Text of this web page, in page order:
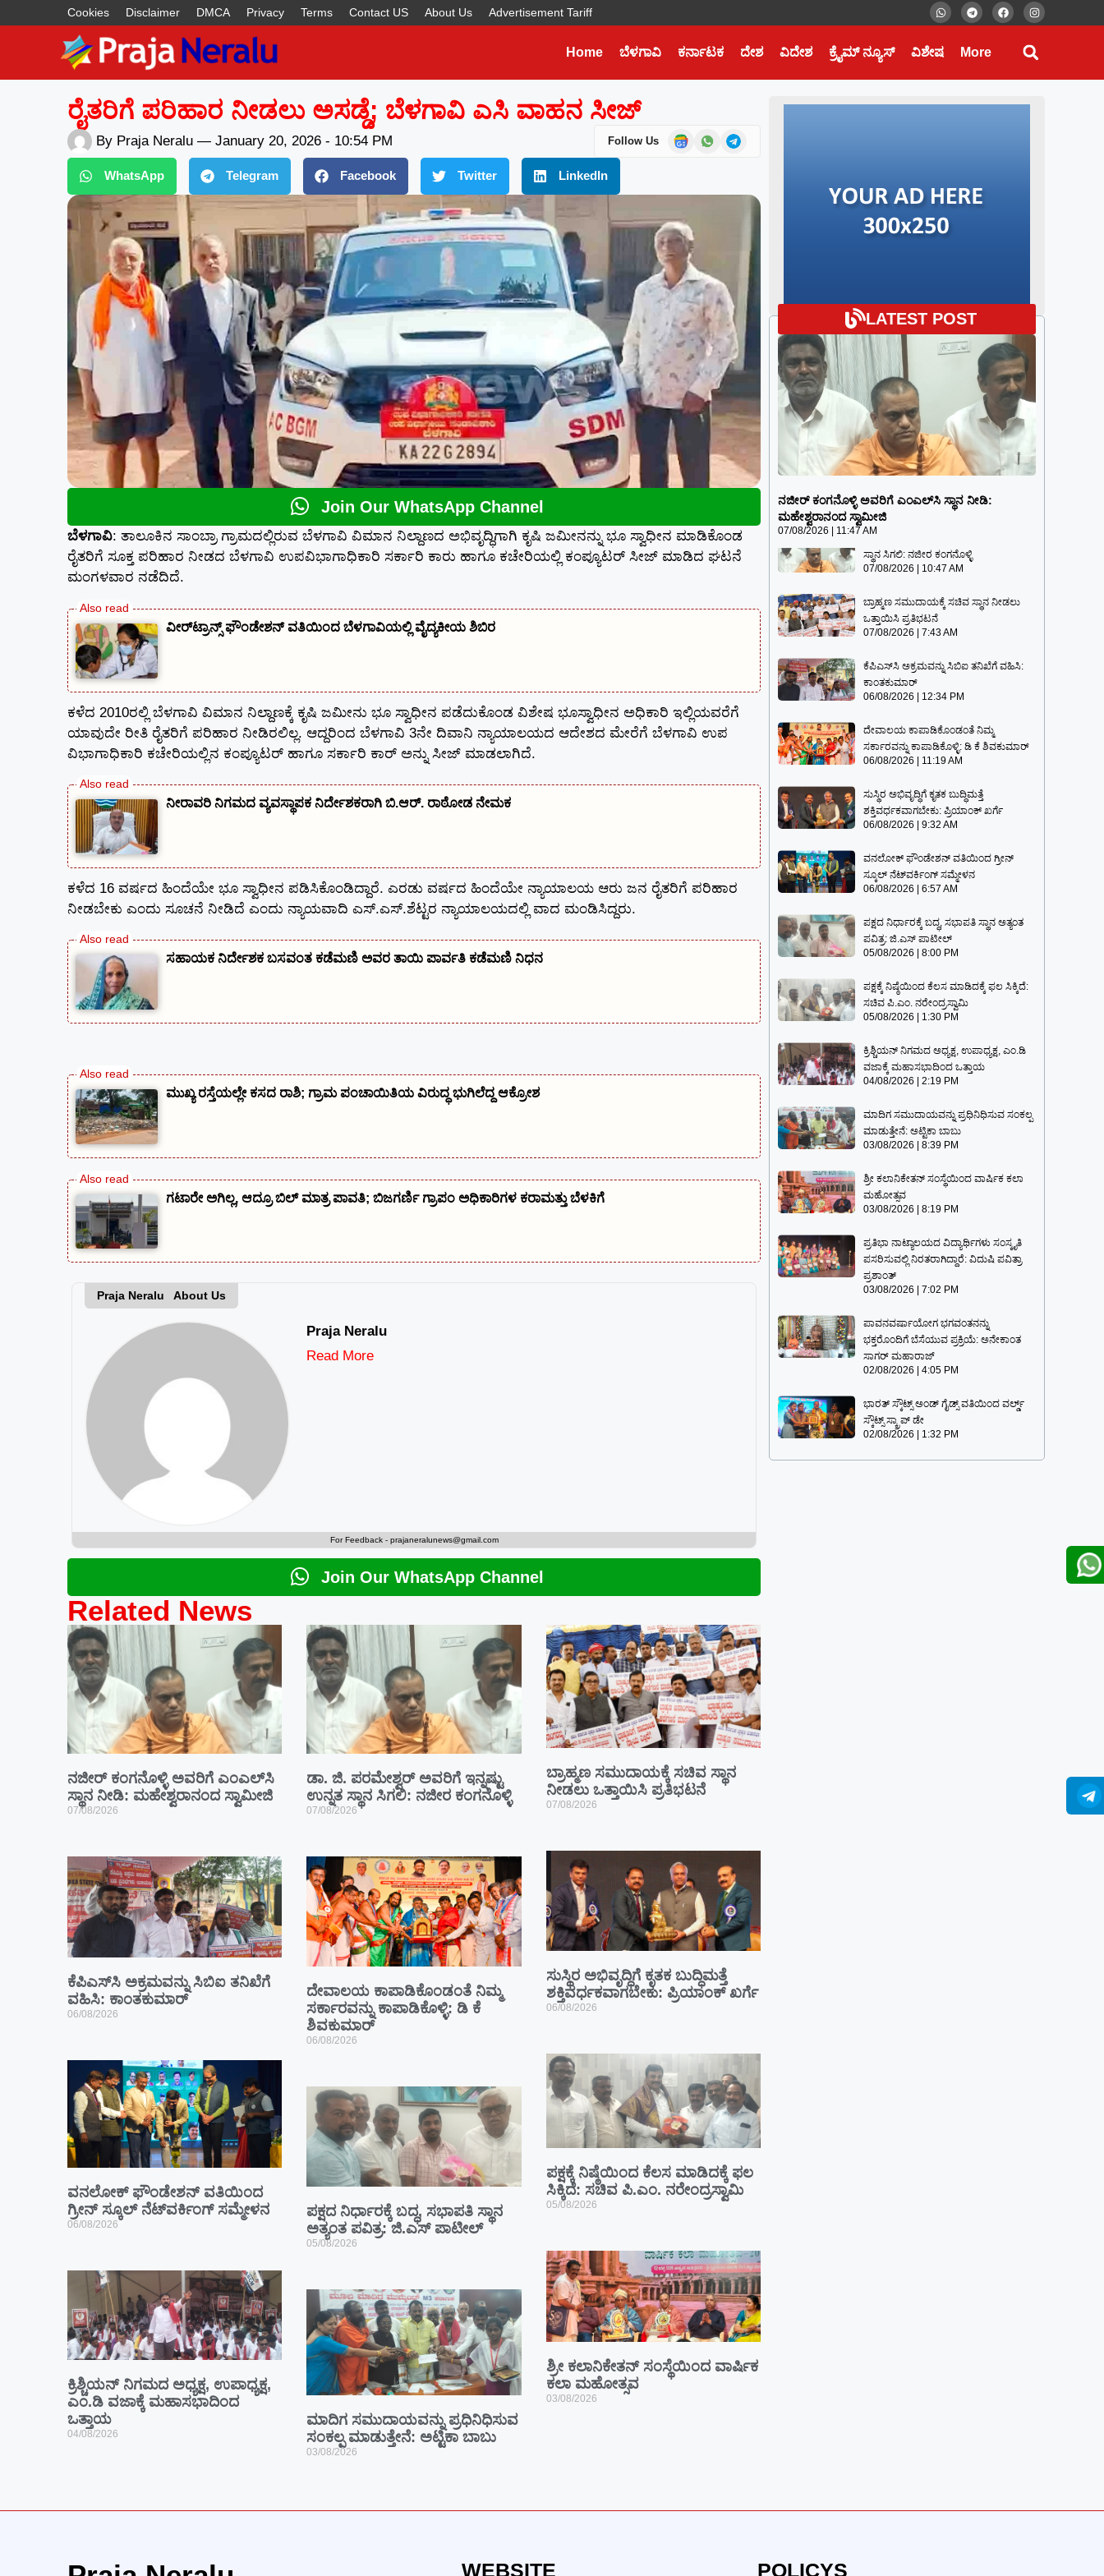
Cookies Disclaimer DMCA Privacy Terms Contact US About Us Advertisement Tariff
Home ಬೆಳಗಾವಿ ಕರ್ನಾಟಕ ದೇಶ ವಿದೇಶ ಕ್ರೈಮ್ ನ್ಯೂಸ್ ವಿಶೇಷ More
ರೈತರಿಗೆ ಪರಿಹಾರ ನೀಡಲು ಅಸಡ್ಡೆ; ಬೆಳಗಾವಿ ಎಸಿ ವಾಹನ ಸೀಜ್
By Praja Neralu — January 20, 2026 - 10:54 PM Follow Us
WhatsApp Telegram Facebook Twitter LinkedIn
Join Our WhatsApp Channel
ಬೆಳಗಾವಿ: ತಾಲೂಕಿನ ಸಾಂಬ್ರಾ ಗ್ರಾಮದಲ್ಲಿರುವ ಬೆಳಗಾವಿ ವಿಮಾನ ನಿಲ್ದಾಣದ ಅಭಿವೃದ್ಧಿಗಾಗಿ ಕೃಷಿ ಜಮೀನನ್ನು ಭೂ ಸ್ವಾಧೀನ ಮಾಡಿಕೊಂಡ
ರೈತರಿಗೆ ಸೂಕ್ತ ಪರಿಹಾರ ನೀಡದ ಬೆಳಗಾವಿ ಉಪವಿಭಾಗಾಧಿಕಾರಿ ಸರ್ಕಾರಿ ಕಾರು ಹಾಗೂ ಕಚೇರಿಯಲ್ಲಿ ಕಂಪ್ಯೂಟರ್ ಸೀಜ್ ಮಾಡಿದ ಘಟನೆ
ಮಂಗಳವಾರ ನಡೆದಿದೆ.
ವೀರ್‌ಟ್ರಾನ್ಸ್ ಫೌಂಡೇಶನ್ ವತಿಯಿಂದ ಬೆಳಗಾವಿಯಲ್ಲಿ ವೈದ್ಯಕೀಯ ಶಿಬಿರ
ಕಳೆದ 2010ರಲ್ಲಿ ಬೆಳಗಾವಿ ವಿಮಾನ ನಿಲ್ದಾಣಕ್ಕೆ ಕೃಷಿ ಜಮೀನು ಭೂ ಸ್ವಾಧೀನ ಪಡೆದುಕೊಂಡ ವಿಶೇಷ ಭೂಸ್ವಾಧೀನ ಅಧಿಕಾರಿ ಇಲ್ಲಿಯವರೆಗೆ
ಯಾವುದೇ ರೀತಿ ರೈತರಿಗೆ ಪರಿಹಾರ ನೀಡಿರಲಿಲ್ಲ. ಆದ್ದರಿಂದ ಬೆಳಗಾವಿ 3ನೇ ದಿವಾನಿ ನ್ಯಾಯಾಲಯದ ಆದೇಶದ ಮೇರೆಗೆ ಬೆಳಗಾವಿ ಉಪ
ವಿಭಾಗಾಧಿಕಾರಿ ಕಚೇರಿಯಲ್ಲಿನ ಕಂಪ್ಯೂಟರ್ ಹಾಗೂ ಸರ್ಕಾರಿ ಕಾರ್ ಅನ್ನು ಸೀಜ್ ಮಾಡಲಾಗಿದೆ.
ನೀರಾವರಿ ನಿಗಮದ ವ್ಯವಸ್ಥಾಪಕ ನಿರ್ದೇಶಕರಾಗಿ ಬಿ.ಆರ್. ರಾಠೋಡ ನೇಮಕ
ಕಳೆದ 16 ವರ್ಷದ ಹಿಂದೆಯೇ ಭೂ ಸ್ವಾಧೀನ ಪಡಿಸಿಕೊಂಡಿದ್ದಾರೆ. ಎರಡು ವರ್ಷದ ಹಿಂದೆಯೇ ನ್ಯಾಯಾಲಯ ಆರು ಜನ ರೈತರಿಗೆ ಪರಿಹಾರ
ನೀಡಬೇಕು ಎಂದು ಸೂಚನೆ ನೀಡಿದೆ ಎಂದು ನ್ಯಾಯವಾದಿ ಎಸ್.ಎಸ್.ಶೆಟ್ಟರ ನ್ಯಾಯಾಲಯದಲ್ಲಿ ವಾದ ಮಂಡಿಸಿದ್ದರು.
ಸಹಾಯಕ ನಿರ್ದೇಶಕ ಬಸವಂತ ಕಡೆಮಣಿ ಅವರ ತಾಯಿ ಪಾರ್ವತಿ ಕಡೆಮಣಿ ನಿಧನ
ಮುಖ್ಯ ರಸ್ತೆಯಲ್ಲೇ ಕಸದ ರಾಶಿ; ಗ್ರಾಮ ಪಂಚಾಯಿತಿಯ ವಿರುದ್ಧ ಭುಗಿಲೆದ್ದ ಆಕ್ರೋಶ
ಗಟಾರೇ ಅಗಿಲ್ಲ, ಆದ್ರೂ ಬಿಲ್ ಮಾತ್ರ ಪಾವತಿ; ಬಿಜಗರ್ಣಿ ಗ್ರಾಪಂ ಅಧಿಕಾರಿಗಳ ಕರಾಮತ್ತು ಬೆಳಕಿಗೆ
Praja Neralu About Us
Praja Neralu
Read More
For Feedback - prajaneralunews@gmail.com
Join Our WhatsApp Channel
Related News
ನಜೀರ್ ಕಂಗನೊಳ್ಳಿ ಅವರಿಗೆ ಎಂಎಲ್‌ಸಿ
ಸ್ಥಾನ ನೀಡಿ: ಮಹೇಶ್ವರಾನಂದ ಸ್ವಾಮೀಜಿ
07/08/2026
ಡಾ. ಜಿ. ಪರಮೇಶ್ವರ್ ಅವರಿಗೆ ಇನ್ನಷ್ಟು
ಉನ್ನತ ಸ್ಥಾನ ಸಿಗಲಿ: ನಜೀರ ಕಂಗನೊಳ್ಳಿ
07/08/2026
ಬ್ರಾಹ್ಮಣ ಸಮುದಾಯಕ್ಕೆ ಸಚಿವ ಸ್ಥಾನ
ನೀಡಲು ಒತ್ತಾಯಿಸಿ ಪ್ರತಿಭಟನೆ
07/08/2026
ಕೆಪಿಎಸ್‍ಸಿ ಅಕ್ರಮವನ್ನು ಸಿಬಿಐ ತನಿಖೆಗೆ
ವಹಿಸಿ: ಕಾಂತಕುಮಾರ್
06/08/2026
ದೇವಾಲಯ ಕಾಪಾಡಿಕೊಂಡಂತೆ ನಿಮ್ಮ
ಸರ್ಕಾರವನ್ನು ಕಾಪಾಡಿಕೊಳ್ಳಿ: ಡಿ ಕೆ
ಶಿವಕುಮಾರ್
06/08/2026
ಸುಸ್ಥಿರ ಅಭಿವೃದ್ಧಿಗೆ ಕೃತಕ ಬುದ್ಧಿಮತ್ತೆ
ಶಕ್ತಿವರ್ಧಕವಾಗಬೇಕು: ಪ್ರಿಯಾಂಕ್ ಖರ್ಗೆ
06/08/2026
ವನಲೋಕ್ ಫೌಂಡೇಶನ್ ವತಿಯಿಂದ
ಗ್ರೀನ್ ಸ್ಕೂಲ್ ನೆಟ್‌ವರ್ಕಿಂಗ್ ಸಮ್ಮೇಳನ
06/08/2026
ಪಕ್ಷದ ನಿರ್ಧಾರಕ್ಕೆ ಬದ್ಧ, ಸಭಾಪತಿ ಸ್ಥಾನ
ಅತ್ಯಂತ ಪವಿತ್ರ: ಜಿ.ಎಸ್ ಪಾಟೀಲ್
05/08/2026
ಪಕ್ಷಕ್ಕೆ ನಿಷ್ಠೆಯಿಂದ ಕೆಲಸ ಮಾಡಿದಕ್ಕೆ ಫಲ
ಸಿಕ್ಕಿದೆ: ಸಚಿವ ಪಿ.ಎಂ. ನರೇಂದ್ರಸ್ವಾಮಿ
05/08/2026
ಕ್ರಿಶ್ಚಿಯನ್ ನಿಗಮದ ಅಧ್ಯಕ್ಷ, ಉಪಾಧ್ಯಕ್ಷ,
ಎಂ.ಡಿ ವಜಾಕ್ಕೆ ಮಹಾಸಭಾದಿಂದ
ಒತ್ತಾಯ
04/08/2026
ಮಾದಿಗ ಸಮುದಾಯವನ್ನು ಪ್ರಧಿನಿಧಿಸುವ
ಸಂಕಲ್ಪ ಮಾಡುತ್ತೇನೆ: ಅಟ್ಟಿಕಾ ಬಾಬು
03/08/2026
ಶ್ರೀ ಕಲಾನಿಕೇತನ್ ಸಂಸ್ಥೆಯಿಂದ ವಾರ್ಷಿಕ
ಕಲಾ ಮಹೋತ್ಸವ
03/08/2026
LATEST POST
ನಜೀರ್ ಕಂಗನೊಳ್ಳಿ ಅವರಿಗೆ ಎಂಎಲ್‌ಸಿ ಸ್ಥಾನ ನೀಡಿ:
ಮಹೇಶ್ವರಾನಂದ ಸ್ವಾಮೀಜಿ
07/08/2026 11:47 AM
ನಜೀರ್ ಕಂಗನೊಳ್ಳಿ ಅವರಿಗೆ ಎಂಎಲ್‌ಸಿ ಸ್ಥಾನ
07/08/2026 11:47 AM
ಸ್ಥಾನ ಸಿಗಲಿ: ನಜೀರ ಕಂಗನೊಳ್ಳಿ
07/08/2026
10:47 AM
ಬ್ರಾಹ್ಮಣ ಸಮುದಾಯಕ್ಕೆ ಸಚಿವ ಸ್ಥಾನ ನೀಡಲು
ಒತ್ತಾಯಿಸಿ ಪ್ರತಿಭಟನೆ
07/08/2026
7:43 AM
ಕೆಪಿಎಸ್‍ಸಿ ಅಕ್ರಮವನ್ನು ಸಿಬಿಐ ತನಿಖೆಗೆ ವಹಿಸಿ:
ಕಾಂತಕುಮಾರ್
06/08/2026
12:34 PM
ದೇವಾಲಯ ಕಾಪಾಡಿಕೊಂಡಂತೆ ನಿಮ್ಮ
ಸರ್ಕಾರವನ್ನು ಕಾಪಾಡಿಕೊಳ್ಳಿ: ಡಿ ಕೆ ಶಿವಕುಮಾರ್
06/08/2026
11:19 AM
ಸುಸ್ಥಿರ ಅಭಿವೃದ್ಧಿಗೆ ಕೃತಕ ಬುದ್ಧಿಮತ್ತೆ
ಶಕ್ತಿವರ್ಧಕವಾಗಬೇಕು: ಪ್ರಿಯಾಂಕ್ ಖರ್ಗೆ
06/08/2026
9:32 AM
ವನಲೋಕ್ ಫೌಂಡೇಶನ್ ವತಿಯಿಂದ ಗ್ರೀನ್
ಸ್ಕೂಲ್ ನೆಟ್‌ವರ್ಕಿಂಗ್ ಸಮ್ಮೇಳನ
06/08/2026
6:57 AM
ಪಕ್ಷದ ನಿರ್ಧಾರಕ್ಕೆ ಬದ್ಧ, ಸಭಾಪತಿ ಸ್ಥಾನ ಅತ್ಯಂತ
ಪವಿತ್ರ: ಜಿ.ಎಸ್ ಪಾಟೀಲ್
05/08/2026
8:00 PM
ಪಕ್ಷಕ್ಕೆ ನಿಷ್ಠೆಯಿಂದ ಕೆಲಸ ಮಾಡಿದಕ್ಕೆ ಫಲ ಸಿಕ್ಕಿದೆ:
ಸಚಿವ ಪಿ.ಎಂ. ನರೇಂದ್ರಸ್ವಾಮಿ
05/08/2026
1:30 PM
ಕ್ರಿಶ್ಚಿಯನ್ ನಿಗಮದ ಅಧ್ಯಕ್ಷ, ಉಪಾಧ್ಯಕ್ಷ, ಎಂ.ಡಿ
ವಜಾಕ್ಕೆ ಮಹಾಸಭಾದಿಂದ ಒತ್ತಾಯ
04/08/2026
2:19 PM
ಮಾದಿಗ ಸಮುದಾಯವನ್ನು ಪ್ರಧಿನಿಧಿಸುವ ಸಂಕಲ್ಪ
ಮಾಡುತ್ತೇನೆ: ಅಟ್ಟಿಕಾ ಬಾಬು
03/08/2026
8:39 PM
ಶ್ರೀ ಕಲಾನಿಕೇತನ್ ಸಂಸ್ಥೆಯಿಂದ ವಾರ್ಷಿಕ ಕಲಾ
ಮಹೋತ್ಸವ
03/08/2026
8:19 PM
ಪ್ರತಿಭಾ ನಾಟ್ಯಾಲಯದ ವಿದ್ಯಾರ್ಥಿಗಳು ಸಂಸ್ಕೃತಿ
ಪಸರಿಸುವಲ್ಲಿ ನಿರತರಾಗಿದ್ದಾರೆ: ವಿದುಷಿ ಪವಿತ್ರಾ
ಪ್ರಶಾಂತ್
03/08/2026
7:02 PM
ಪಾವನವರ್ಷಾಯೋಗ ಭಗವಂತನನ್ನು
ಭಕ್ತರೊಂದಿಗೆ ಬೆಸೆಯುವ ಪ್ರಕ್ರಿಯೆ: ಅನೇಕಾಂತ
ಸಾಗರ್ ಮಹಾರಾಜ್
02/08/2026
4:05 PM
ಭಾರತ್ ಸ್ಕೌಟ್ಸ್ ಅಂಡ್ ಗೈಡ್ಸ್ ವತಿಯಿಂದ ವರ್ಲ್ಡ್
ಸ್ಕೌಟ್ಸ್ ಸ್ಕ್ರಾಪ್ ಡೇ
02/08/2026
1:32 PM
WEBSITE POLICYS
WhatsApp Later
Get the latest news, updates, and exclusive
content delivered straight to your WhatsApp.
Join Now
Powered By KhushiHost